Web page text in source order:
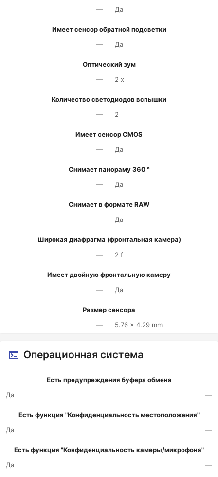
—
Да
Имеет сенсор обратной подсветки
—
Да
Оптический зум
—
2 x
Количество светодиодов вспышки
—
2
Имеет сенсор CMOS
—
Да
Снимает панораму 360 °
—
Да
Снимает в формате RAW
—
Да
Широкая диафрагма (фронтальная камера)
—
2 f
Имеет двойную фронтальную камеру
—
Да
Размер сенсора
—
5.76 x 4.29 mm
Операционная система
Есть предупреждения буфера обмена
Да
—
Есть функция "Конфиденциальность местоположения"
Да
—
Есть функция "Конфиденциальность камеры/микрофона"
Да
—